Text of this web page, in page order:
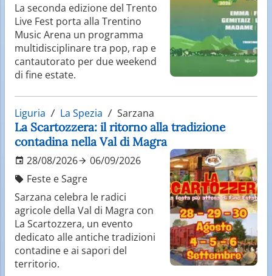
La seconda edizione del Trento
Live Fest porta alla Trentino
Music Arena un programma
multidisciplinare tra pop, rap e
cantautorato per due weekend
di fine estate.
Liguria La Spezia Sarzana
La Scartozzera: il ritorno alla tradizione
contadina nella Val di Magra
28/08/2026
06/09/2026
Feste e Sagre
Sarzana celebra le radici
agricole della Val di Magra con
La Scartozzera, un evento
dedicato alle antiche tradizioni
contadine e ai sapori del
territorio.